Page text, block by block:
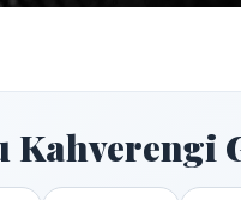
Kahverengi